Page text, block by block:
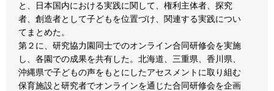
と、日本国内における実践に関して、権利主体者、探究
者、創造者として子どもを位置づけ、関連する実践につい
てまとめた。
第２に、研究協力園同士でのオンライン合同研修会を実施
し、各園での成果を共有した。北海道、三重県、香川県、
沖縄県で子どもの声をもとにしたアセスメントに取り組む
保育施設と研究者でオンラインを通じた合同研修会を企画